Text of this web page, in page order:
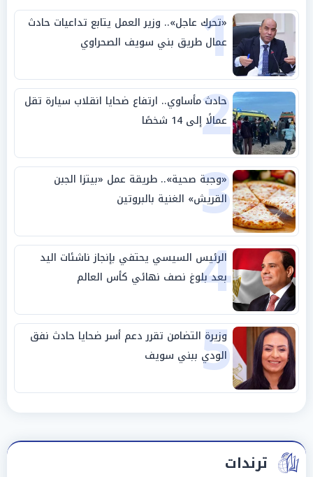
1
«تحرك عاجل».. وزير العمل يتابع تداعيات حادث
عمال طريق بني سويف الصحراوي
2
حادث مأساوي.. ارتفاع ضحايا انقلاب سيارة تقل
عمالًا إلى 14 شخصًا
3
«وجبة صحية».. طريقة عمل «بيتزا الجبن
القريش» الغنية بالبروتين
4
الرئيس السيسي يحتفي بإنجاز ناشئات اليد
بعد بلوغ نصف نهائي كأس العالم
5
وزيرة التضامن تقرر دعم أسر ضحايا حادث نفق
الودي ببني سويف
ترندات